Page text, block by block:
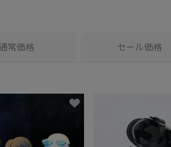
通常価格 セール価格